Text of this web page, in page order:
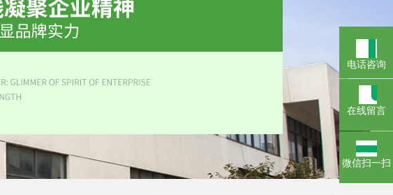
电话咨询
在线留言
微信扫一扫